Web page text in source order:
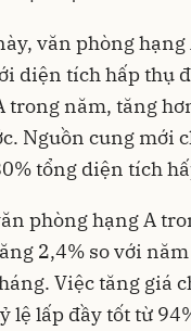
văn phòng
diện tích hấp thụ
trong năm, tăng
Nguồn cung mới
tổng diện tích
phòng hạng A
2,4% so với
Việc tăng giá
lệ lấp đầy tốt từ